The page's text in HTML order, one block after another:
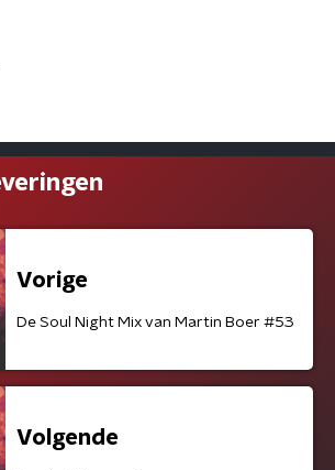
Vorige
De Soul Night Mix van Martin Boer #53
Volgende